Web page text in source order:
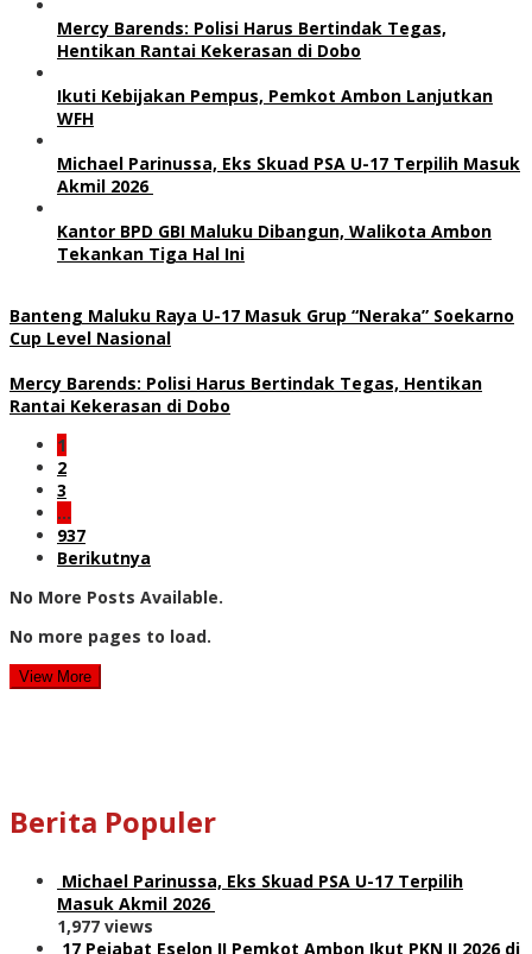
Mercy Barends: Polisi Harus Bertindak Tegas,
Hentikan Rantai Kekerasan di Dobo
Ikuti Kebijakan Pempus, Pemkot Ambon Lanjutkan
WFH
Michael Parinussa, Eks Skuad PSA U-17 Terpilih Masuk
Akmil 2026
Kantor BPD GBI Maluku Dibangun, Walikota Ambon
Tekankan Tiga Hal Ini
Banteng Maluku Raya U-17 Masuk Grup “Neraka” Soekarno
Cup Level Nasional
Mercy Barends: Polisi Harus Bertindak Tegas, Hentikan
Rantai Kekerasan di Dobo
1
2
3
…
937
Berikutnya
No More Posts Available.
No more pages to load.
View More
Berita Populer
Michael Parinussa, Eks Skuad PSA U-17 Terpilih
Masuk Akmil 2026
1,977 views
17 Pejabat Eselon II Pemkot Ambon Ikut PKN II 2026 di